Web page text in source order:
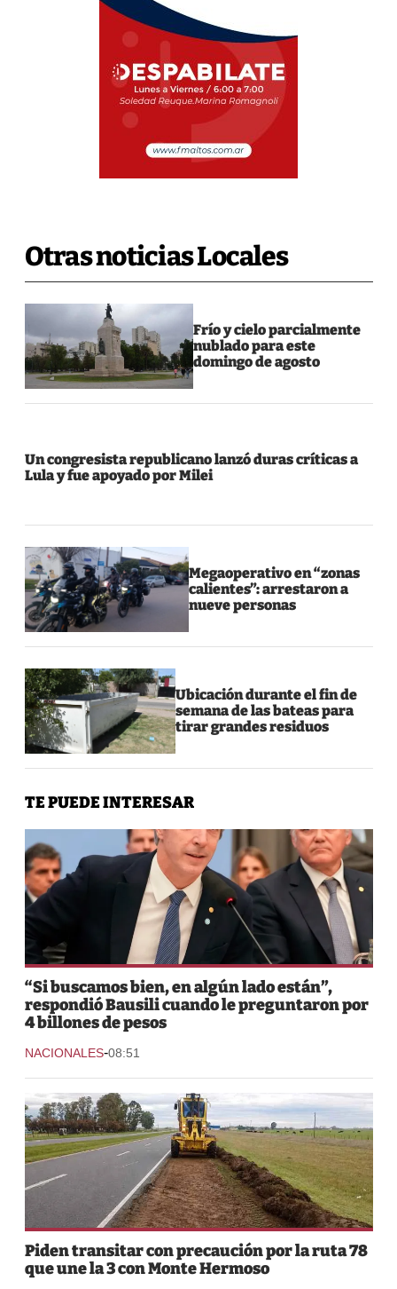
Otras noticias Locales
Frío y cielo parcialmente
nublado para este
domingo de agosto
Un congresista republicano lanzó duras críticas a
Lula y fue apoyado por Milei
Megaoperativo en “zonas
calientes”: arrestaron a
nueve personas
Ubicación durante el fin de
semana de las bateas para
tirar grandes residuos
TE PUEDE INTERESAR
“Si buscamos bien, en algún lado están”,
respondió Bausili cuando le preguntaron por
4 billones de pesos
NACIONALES-08:51
Piden transitar con precaución por la ruta 78
que une la 3 con Monte Hermoso